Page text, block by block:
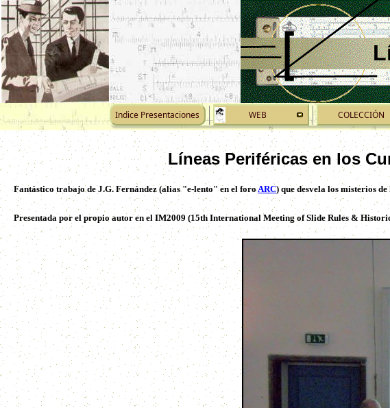
Indice Presentaciones WEB COLECCIÓN
Líneas Periféricas en los
Fantástico trabajo de J.G. Fernández (alias "e-lento" en el foroARC) que desvela los misterios
Presentada por el propio autor en el IM2009 (15th International Meeting of Slide Rules &